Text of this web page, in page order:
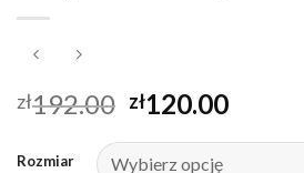
zł192.00 zł120.00
Rozmiar